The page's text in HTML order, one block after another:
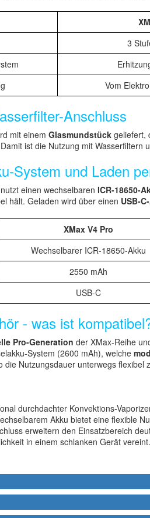
3
Vom
Anschluss
mit einem Glasmundstück geliefert,
ist die Nutzung mit Wasserfiltern
System und Laden
einen wechselbaren ICR-18650-
hält. Geladen wird über einen USB-
XMax V4 Pro
Wechselbarer ICR-18650-Akku
2550 mAh
USB-C
- was ist
Pro-Generation der XMax-Reihe
System (2600 mAh), welche
die Nutzungsdauer unterwegs
durchdachter Konvektions-
Akku bietet eine flexible
erweitern den Einsatzbereich
in einem schlanken Gerät vereint.